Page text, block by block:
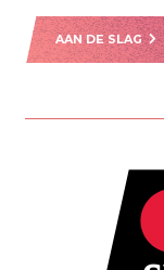
AAN DE SLAG